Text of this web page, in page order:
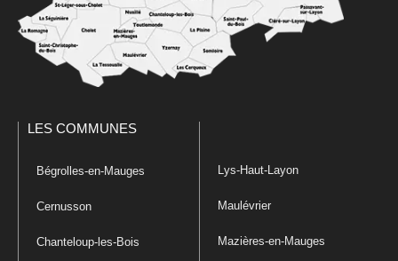
LES COMMUNES
Bégrolles-en-Mauges
Cernusson
Chanteloup-les-Bois
Lys-Haut-Layon
Maulévrier
Mazières-en-Mauges